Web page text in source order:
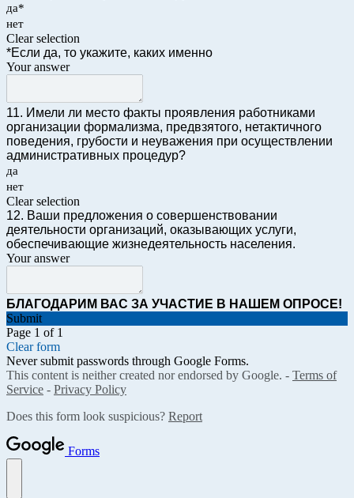
да*
нет
Clear selection
*Если да, то укажите, каких именно
Your answer
11. Имели ли место факты проявления работниками
организации формализма, предвзятого, нетактичного
поведения, грубости и неуважения при осуществлении
административных процедур?
да
нет
Clear selection
12. Ваши предложения о совершенствовании
деятельности организаций, оказывающих услуги,
обеспечивающие жизнедеятельность населения.
Your answer
БЛАГОДАРИМ ВАС ЗА УЧАСТИЕ В НАШЕМ ОПРОСЕ!
Submit
Page 1 of 1
Clear form
Never submit passwords through Google Forms.
This content is neither created nor endorsed by Google. - Terms of
Service - Privacy Policy
Does this form look suspicious? Report
Forms